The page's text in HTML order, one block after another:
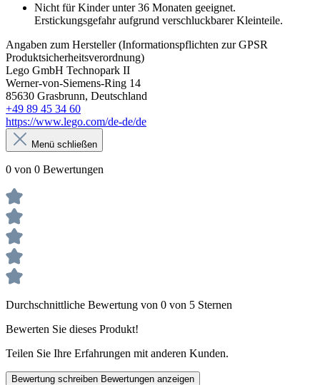
Nicht für Kinder unter 36 Monaten geeignet.
Erstickungsgefahr aufgrund verschluckbarer Kleinteile.
Angaben zum Hersteller (Informationspflichten zur GPSR
Produktsicherheitsverordnung)
Lego GmbH Technopark II
Werner-von-Siemens-Ring 14
85630 Grasbrunn, Deutschland
+49 89 45 34 60
https://www.lego.com/de-de/de
Menü schließen
0 von 0 Bewertungen
Durchschnittliche Bewertung von 0 von 5 Sternen
Bewerten Sie dieses Produkt!
Teilen Sie Ihre Erfahrungen mit anderen Kunden.
Bewertung schreiben Bewertungen anzeigen